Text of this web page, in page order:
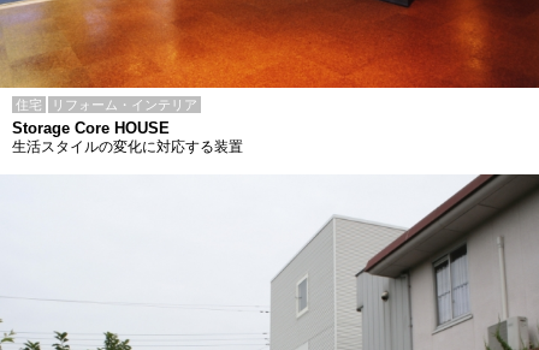
住宅 リフォーム・インテリア
Storage Core HOUSE
生活スタイルの変化に対応する装置